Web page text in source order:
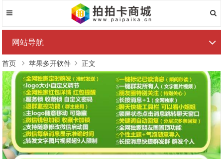
网站导航
首页 苹果多开软件 正文